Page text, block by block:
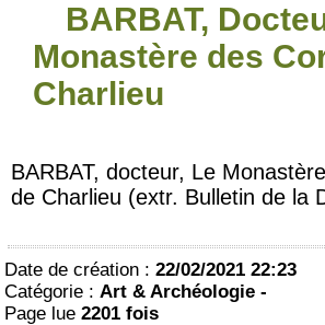
BARBAT,
Monastère des
Charlieu
BARBAT, docteur, Le
de Charlieu (extr. Bulletin de la
Date de création : 22/02/2021 22:23
Catégorie : Art & Archéologie -
Page lue 2201 fois